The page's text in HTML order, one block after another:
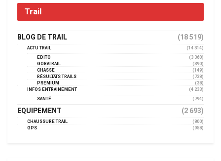
Trail
BLOG DE TRAIL (18 519)
ACTU TRAIL
(14 314)
EDITO
(3 360)
GORATRAIL
(390)
CHASSE
(149)
RÉSULTATS TRAILS
(738)
PREMIUM
(38)
INFOS ENTRAINEMENT
(4 233)
SANTÉ
(794)
EQUIPEMENT (2 693)
CHAUSSURE TRAIL
(800)
GPS
(958)